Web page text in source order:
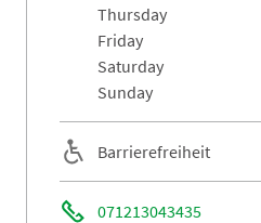
thursday
friday
saturday
sunday
Barrierefreiheit
071213043435